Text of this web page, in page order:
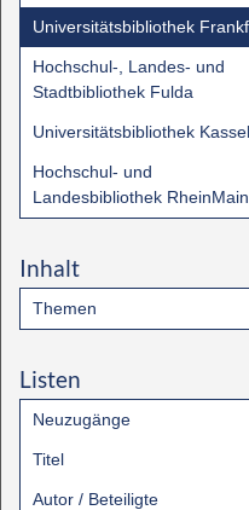
Universitätsbibliothek
Hochschul-, Landes- und
Stadtbibliothek Fulda
Universitätsbibliothek Kassel
Hochschul- und
Landesbibliothek RheinMain
Inhalt
Themen
Listen
Neuzugänge
Titel
Autor / Beteiligte